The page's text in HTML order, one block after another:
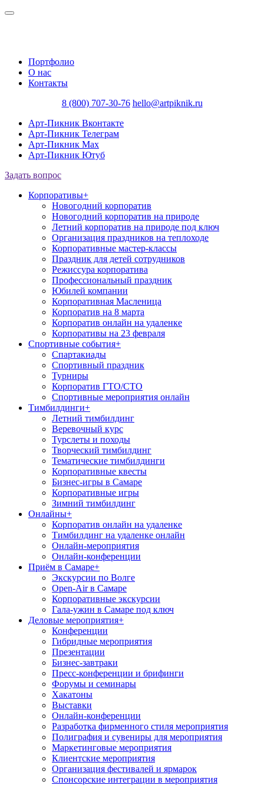
Портфолио
О нас
Контакты
8 (800) 707-30-76 hello@artpiknik.ru
Арт-Пикник Вконтакте
Арт-Пикник Телеграм
Арт-Пикник Max
Арт-Пикник Ютуб
Задать вопрос
Корпоративы+
Новогодний корпоратив
Новогодний корпоратив на природе
Летний корпоратив на природе под ключ
Организация праздников на теплоходе
Корпоративные мастер-классы
Праздник для детей сотрудников
Режиссура корпоратива
Профессиональный праздник
Юбилей компании
Корпоративная Масленица
Корпоратив на 8 марта
Корпоратив онлайн на удаленке
Корпоративы на 23 февраля
Спортивные события+
Спартакиады
Спортивный праздник
Турниры
Корпоратив ГТО/СТО
Спортивные мероприятия онлайн
Тимбилдинги+
Летний тимбилдинг
Веревочный курс
Турслеты и походы
Творческий тимбилдинг
Тематические тимбилдинги
Корпоративные квесты
Бизнес-игры в Самаре
Корпоративные игры
Зимний тимбилдинг
Онлайны+
Корпоратив онлайн на удаленке
Тимбилдинг на удаленке онлайн
Онлайн-мероприятия
Онлайн-конференции
Приём в Самаре+
Экскурсии по Волге
Open-Air в Самаре
Корпоративные экскурсии
Гала-ужин в Самаре под ключ
Деловые мероприятия+
Конференции
Гибридные мероприятия
Презентации
Бизнес-завтраки
Пресс-конференции и брифинги
Форумы и семинары
Хакатоны
Выставки
Онлайн-конференции
Разработка фирменного стиля мероприятия
Полиграфия и сувениры для мероприятия
Маркетинговые мероприятия
Клиентские мероприятия
Организация фестивалей и ярмарок
Спонсорские интеграции в мероприятия